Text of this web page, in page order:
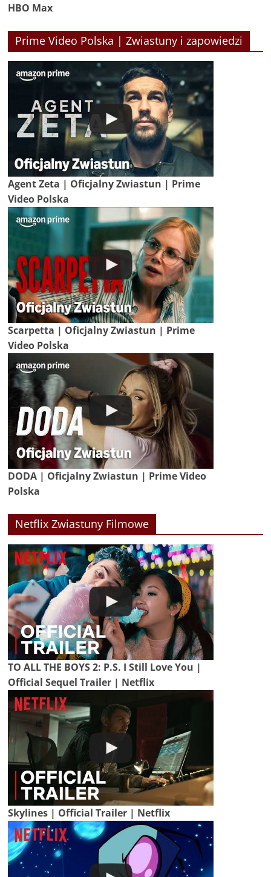
HBO Max
Prime Video Polska | Zwiastuny i zapowiedzi
Agent Zeta | Oficjalny Zwiastun | Prime
Video Polska
Scarpetta | Oficjalny Zwiastun | Prime
Video Polska
DODA | Oficjalny Zwiastun | Prime Video
Polska
Netflix Zwiastuny Filmowe
TO ALL THE BOYS 2: P.S. I Still Love You |
Official Sequel Trailer | Netflix
Skylines | Official Trailer | Netflix